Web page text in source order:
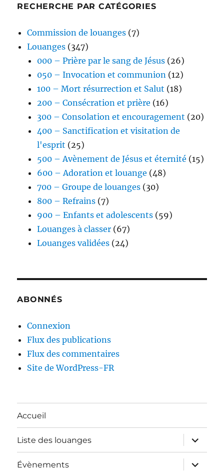
RECHERCHE PAR CATÉGORIES
Commission de louanges (7)
Louanges (347)
000 – Prière par le sang de Jésus (26)
050 – Invocation et communion (12)
100 – Mort résurrection et Salut (18)
200 – Consécration et prière (16)
300 – Consolation et encouragement (20)
400 – Sanctification et visitation de
l'esprit (25)
500 – Avènement de Jésus et éternité (15)
600 – Adoration et louange (48)
700 – Groupe de louanges (30)
800 – Refrains (7)
900 – Enfants et adolescents (59)
Louanges à classer (67)
Louanges validées (24)
ABONNÉS
Connexion
Flux des publications
Flux des commentaires
Site de WordPress-FR
Accueil
Liste des louanges
ouvrir
le
sous-
menu
Évènements
ouvrir
le